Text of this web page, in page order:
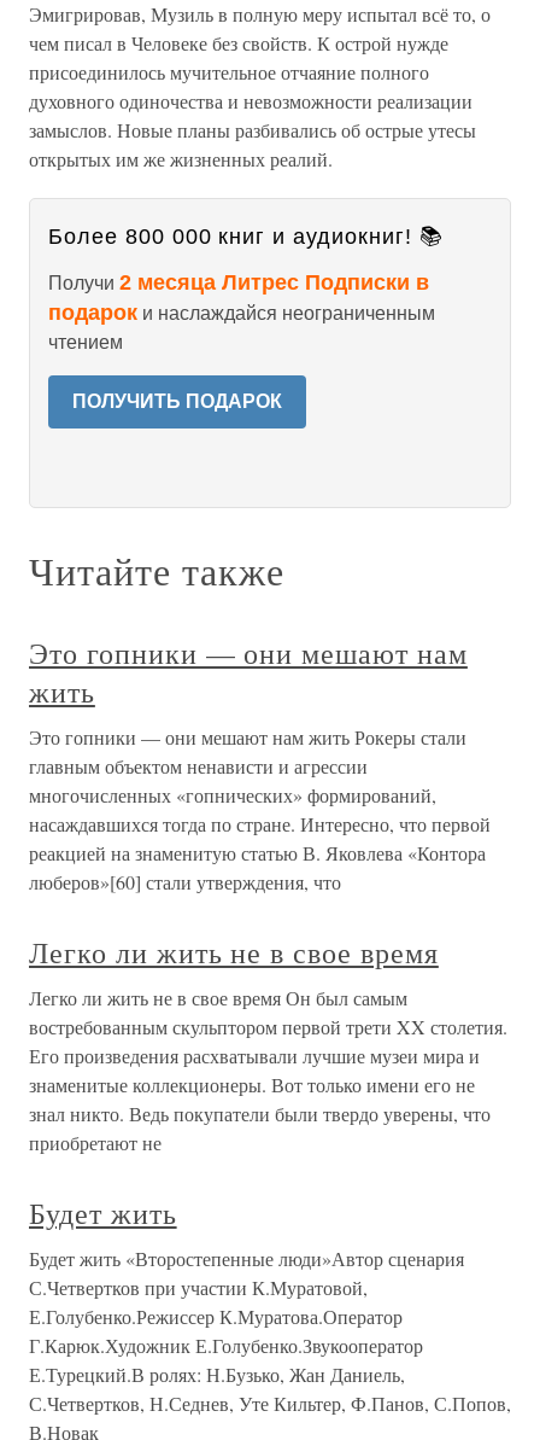
Эмигрировав, Музиль в полную меру испытал всё то, о
чем писал в Человеке без свойств. К острой нужде
присоединилось мучительное отчаяние полного
духовного одиночества и невозможности реализации
замыслов. Новые планы разбивались об острые утесы
открытых им же жизненных реалий.
Более 800 000 книг и аудиокниг! 📚
Получи 2 месяца Литрес Подписки в
подарок и наслаждайся неограниченным
чтением
ПОЛУЧИТЬ ПОДАРОК
Читайте также
Это гопники — они мешают нам
жить
Это гопники — они мешают нам жить Рокеры стали
главным объектом ненависти и агрессии
многочисленных «гопнических» формирований,
насаждавшихся тогда по стране. Интересно, что первой
реакцией на знаменитую статью В. Яковлева «Контора
люберов»[60] стали утверждения, что
Легко ли жить не в свое время
Легко ли жить не в свое время Он был самым
востребованным скульптором первой трети XX столетия.
Его произведения расхватывали лучшие музеи мира и
знаменитые коллекционеры. Вот только имени его не
знал никто. Ведь покупатели были твердо уверены, что
приобретают не
Будет жить
Будет жить «Второстепенные люди»Автор сценария
С.Четвертков при участии К.Муратовой,
Е.Голубенко.Режиссер К.Муратова.Оператор
Г.Карюк.Художник Е.Голубенко.Звукооператор
Е.Турецкий.В ролях: Н.Бузько, Жан Даниель,
С.Четвертков, Н.Седнев, Уте Кильтер, Ф.Панов, С.Попов,
В.Новак